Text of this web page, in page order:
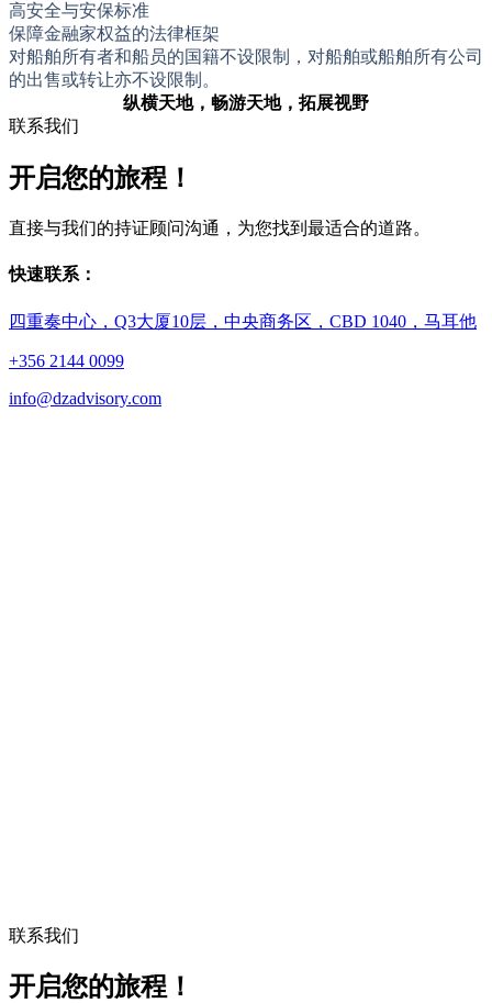
高安全与安保标准
保障金融家权益的法律框架
对船舶所有者和船员的国籍不设限制，对船舶或船舶所有公司
的出售或转让亦不设限制。
纵横天地，畅游天地，拓展视野
联系我们
开启您的旅程！
直接与我们的持证顾问沟通，为您找到最适合的道路。
快速联系：
四重奏中心，Q3大厦10层，中央商务区，CBD 1040，马耳他
+356 2144 0099
info@dzadvisory.com
联系我们
开启您的旅程！